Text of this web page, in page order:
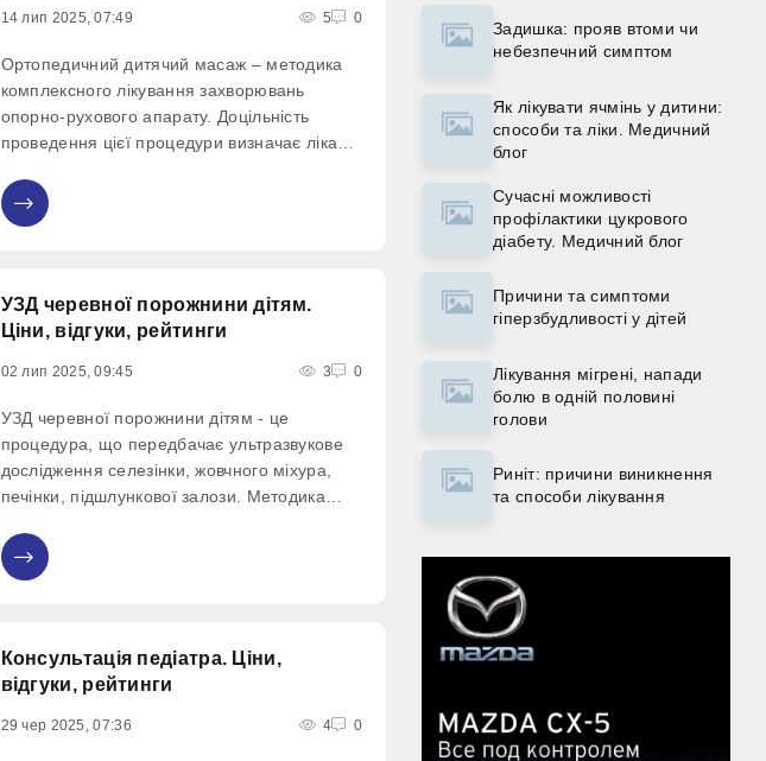
14 лип 2025, 07:49 5 0
Ортопедичний дитячий масаж ‒ методика
комплексного лікування захворювань
опорно-рухового апарату. Доцільність
проведення цієї процедури визначає лікар
УЗД черевної порожнини дітям.
Ціни, відгуки, рейтинги
02 лип 2025, 09:45 3 0
УЗД черевної порожнини дітям - це
процедура, що передбачає ультразвукове
дослідження селезінки, жовчного міхура,
печінки, підшлункової залози. Методика
скласти точну картину їх стану, товщини та
структури.
Консультація педіатра. Ціни,
відгуки, рейтинги
29 чер 2025, 07:36 4 0
Задишка: прояв втоми чи
небезпечний симптом
Як лікувати ячмінь у дитини:
способи та ліки. Медичний
блог
Сучасні можливості
профілактики цукрового
діабету. Медичний блог
Причини та симптоми
гіперзбудливості у дітей
Лікування мігрені, напади
болю в одній половині
голови
Риніт: причини виникнення
та способи лікування